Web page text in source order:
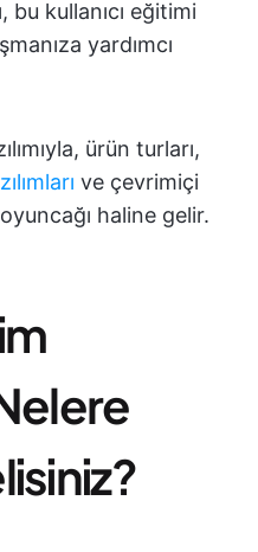
bu kullanıcı eğitimi
yardımcı
ürün turları,
ve çevrimiçi
haline gelir.